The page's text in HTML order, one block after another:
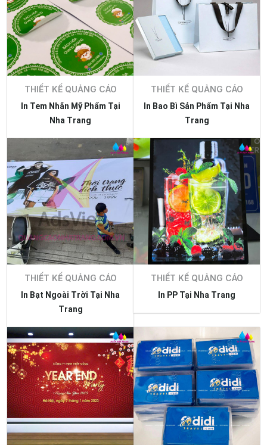
THIẾT KẾ QUẢNG CÁO
In Tem Nhãn Mỹ Phẩm Tại
Nha Trang
THIẾT KẾ QUẢNG CÁO
In Bao Bì Sản Phẩm Tại Nha
Trang
THIẾT KẾ QUẢNG CÁO
In Bạt Ngoài Trời Tại Nha
Trang
THIẾT KẾ QUẢNG CÁO
In PP Tại Nha Trang